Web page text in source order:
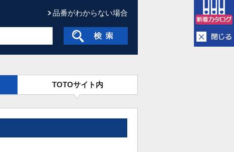
品番がわからない場合
TOTOサイト内